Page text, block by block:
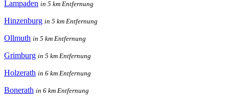
Lampaden in 5 km Entfernung
Hinzenburg in 5 km Entfernung
Ollmuth in 5 km Entfernung
Grimburg in 5 km Entfernung
Holzerath in 6 km Entfernung
Bonerath in 6 km Entfernung